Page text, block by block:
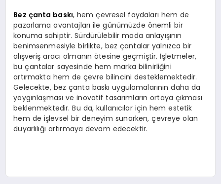
Bez çanta baskı, hem çevresel faydaları hem de
pazarlama avantajları ile günümüzde önemli bir
konuma sahiptir. Sürdürülebilir moda anlayışının
benimsenmesiyle birlikte, bez çantalar yalnızca bir
alışveriş aracı olmanın ötesine geçmiştir. İşletmeler,
bu çantalar sayesinde hem marka bilinirliğini
artırmakta hem de çevre bilincini desteklemektedir.
Gelecekte, bez çanta baskı uygulamalarının daha da
yaygınlaşması ve inovatif tasarımların ortaya çıkması
beklenmektedir. Bu da, kullanıcılar için hem estetik
hem de işlevsel bir deneyim sunarken, çevreye olan
duyarlılığı artırmaya devam edecektir.